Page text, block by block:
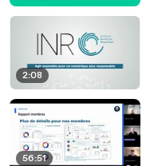
2:08
56:51